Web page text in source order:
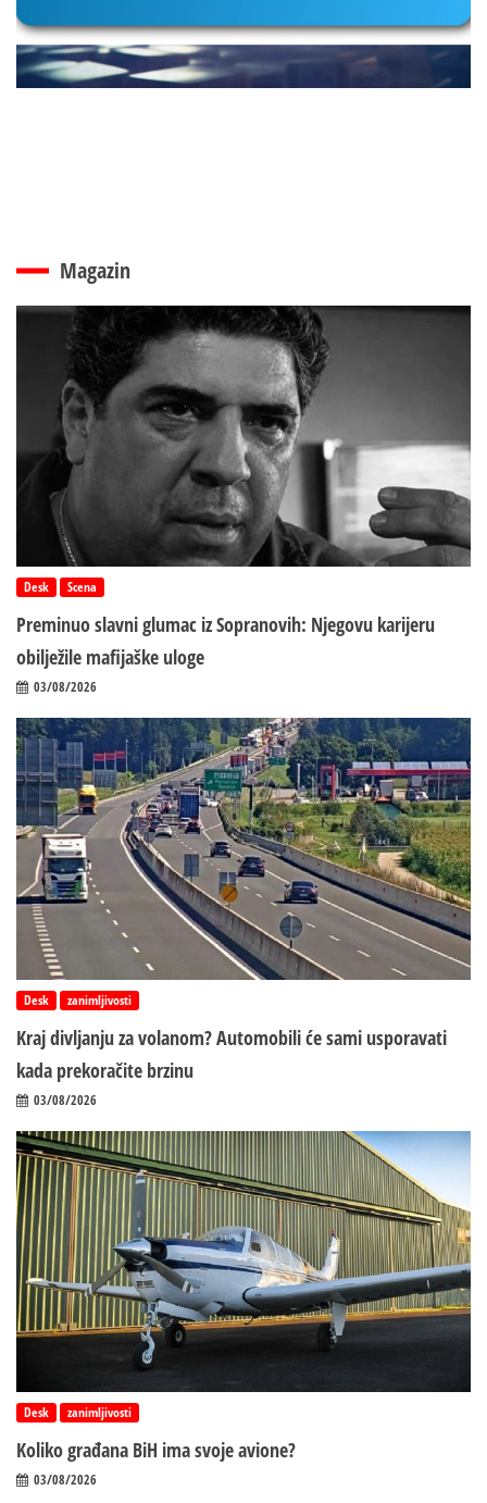
Magazin
Desk Scena
Preminuo slavni glumac iz Sopranovih: Njegovu karijeru
obilježile mafijaške uloge
03/08/2026
Desk zanimljivosti
Kraj divljanju za volanom? Automobili će sami usporavati
kada prekoračite brzinu
03/08/2026
Desk zanimljivosti
Koliko građana BiH ima svoje avione?
03/08/2026